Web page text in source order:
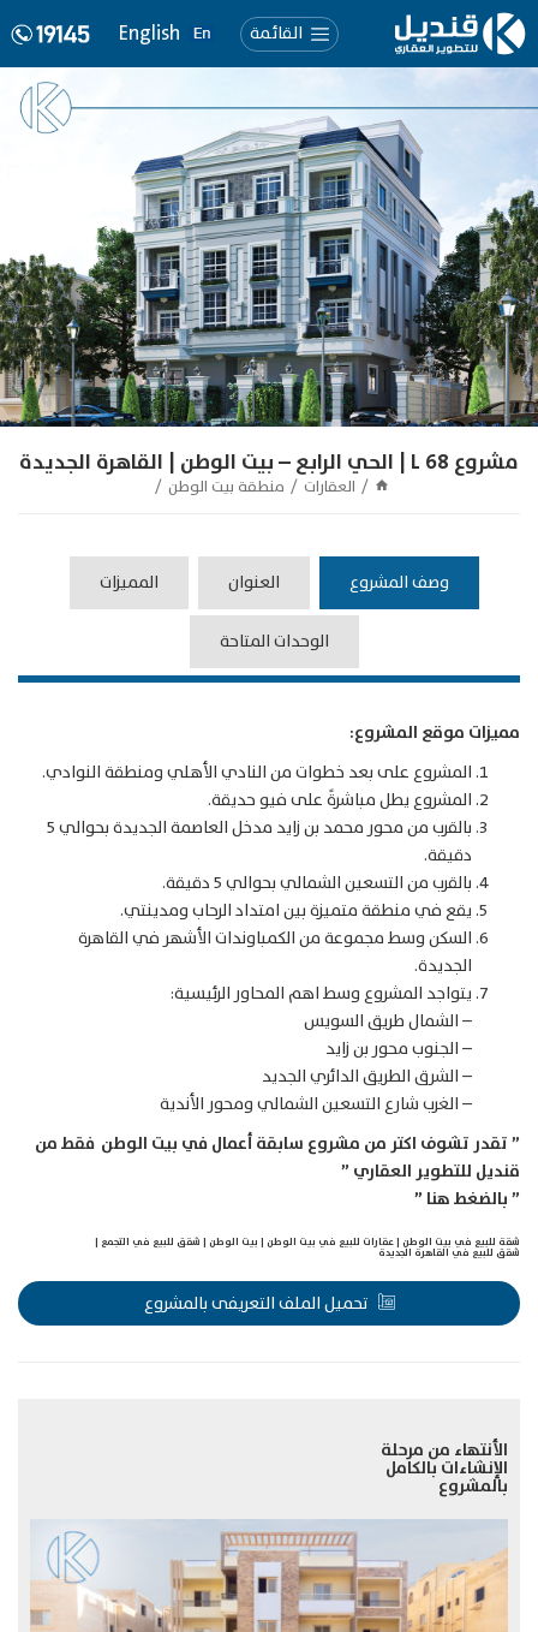
القائمة English
مشروع L 68 | الحي الرابع – بيت الوطن | القاهرة الجديدة
العقارات منطقة بيت الوطن
وصف المشروع العنوان المميزات
الوحدات المتاحة
مميزات موقع المشروع:
المشروع على بعد خطوات من النادي الأهلي ومنطقة النوادي.
المشروع يطل مباشرةً على فيو حديقة.
بالقرب من محور محمد بن زايد مدخل العاصمة الجديدة بحوالي 5
دقيقة.
بالقرب من التسعين الشمالي بحوالي 5 دقيقة.
يقع في منطقة متميزة بين امتداد الرحاب ومدينتي.
السكن وسط مجموعة من الكمباوندات الأشهر في القاهرة
الجديدة.
يتواجد المشروع وسط اهم المحاور الرئيسية:
– الشمال طريق السويس
– الجنوب محور بن زايد
– الشرق الطريق الدائري الجديد
– الغرب شارع التسعين الشمالي ومحور الأندية
” تقدر تشوف اكتر من مشروع سابقة أعمال في بيت الوطن فقط من
قنديل للتطوير العقاري ”
”بالضغط هنا ”
شقة للبيع في بيت الوطن |عقارات للبيع في بيت الوطن | بيت الوطن | شقق للبيع في التجمع |
شقق للبيع في القاهرة الجديدة
تحميل الملف التعريفى بالمشروع
الأنتهاء من مرحلة
الإنشاءات بالكامل
بالمشروع